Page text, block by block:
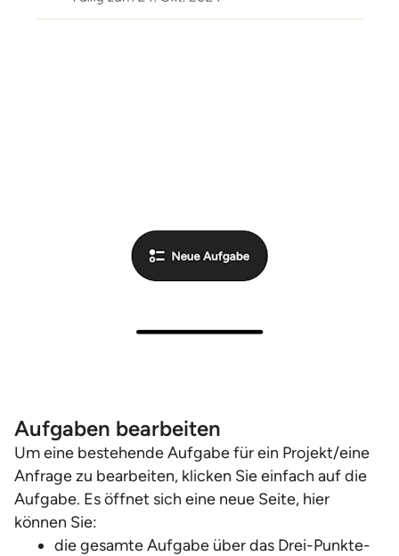
Aufgaben bearbeiten
Um eine bestehende Aufgabe für ein Projekt/eine
Anfrage zu bearbeiten, klicken Sie einfach auf die
Aufgabe. Es öffnet sich eine neue Seite, hier
können Sie:
die gesamte Aufgabe über das Drei-Punkte-